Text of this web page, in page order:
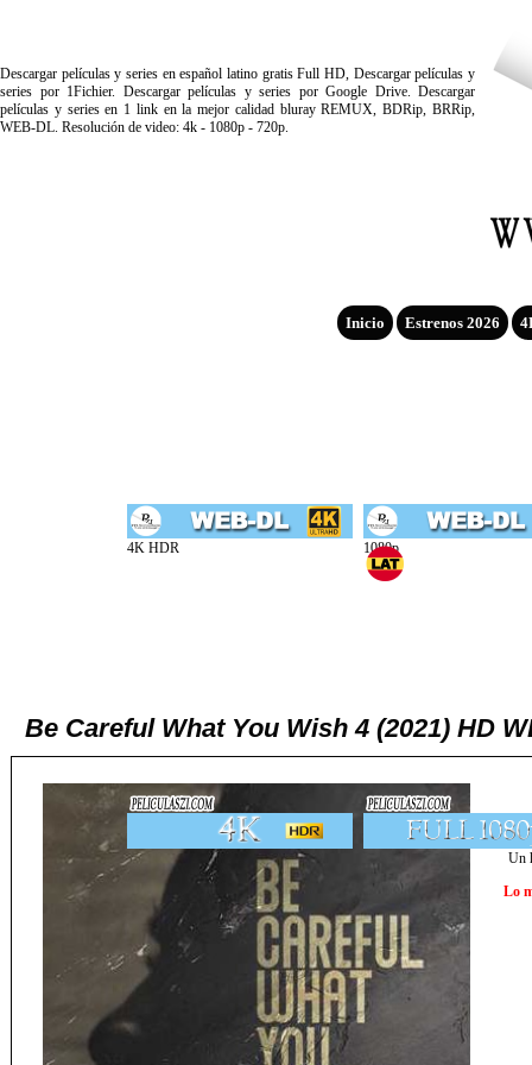
Descargar películas y series en español latino gratis Full HD, Descargar películas y
series por 1Fichier. Descargar películas y series por Google Drive. Descargar
películas y series en 1 link en la mejor calidad bluray REMUX, BDRip, BRRip,
WEB-DL. Resolución de video: 4k - 1080p - 720p.
Inicio Estrenos 2026
Be Careful What You Wish 4 (2021) HD
Un
Lo